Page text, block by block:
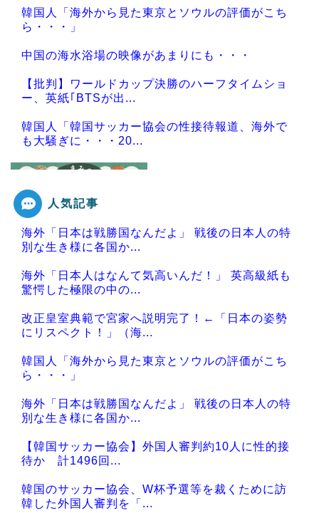
韓国人「海外から見た東京とソウルの評価がこち
ら・・・」
中国の海水浴場の映像があまりにも・・・
【批判】ワールドカップ決勝のハーフタイムショ
ー、英紙｢BTSが出...
韓国人「韓国サッカー協会の性接待報道、海外で
も大騒ぎに・・・20...
Powered by livedoor 相互RSS
人気記事
海外「日本は戦勝国なんだよ」 戦後の日本人の特
別な生き様に各国か...
海外「日本人はなんて気高いんだ！」 英高級紙も
驚愕した極限の中の...
改正皇室典範で宮家へ説明完了！←「日本の姿勢
にリスペクト！」（海...
韓国人「海外から見た東京とソウルの評価がこち
ら・・・」
海外「日本は戦勝国なんだよ」 戦後の日本人の特
別な生き様に各国か...
【韓国サッカー協会】外国人審判約10人に性的接
待か 計1496回...
韓国のサッカー協会、W杯予選等を裁くために訪
韓した外国人審判を「...